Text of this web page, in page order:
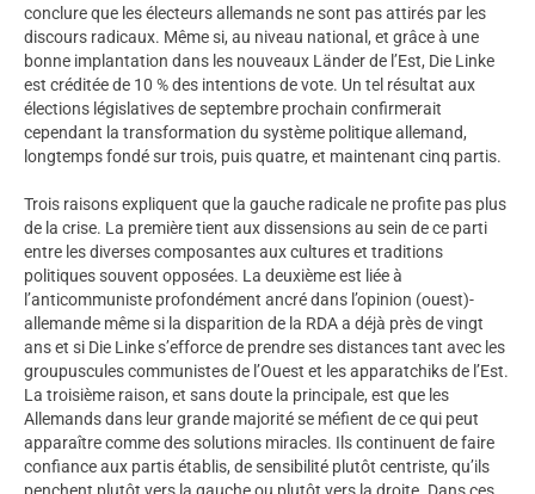
conclure que les électeurs allemands ne sont pas attirés par les
discours radicaux. Même si, au niveau national, et grâce à une
bonne implantation dans les nouveaux Länder de l’Est, Die Linke
est créditée de 10 % des intentions de vote. Un tel résultat aux
élections législatives de septembre prochain confirmerait
cependant la transformation du système politique allemand,
longtemps fondé sur trois, puis quatre, et maintenant cinq partis.
Trois raisons expliquent que la gauche radicale ne profite pas plus
de la crise. La première tient aux dissensions au sein de ce parti
entre les diverses composantes aux cultures et traditions
politiques souvent opposées. La deuxième est liée à
l’anticommuniste profondément ancré dans l’opinion (ouest)-
allemande même si la disparition de la RDA a déjà près de vingt
ans et si Die Linke s’efforce de prendre ses distances tant avec les
groupuscules communistes de l’Ouest et les apparatchiks de l’Est.
La troisième raison, et sans doute la principale, est que les
Allemands dans leur grande majorité se méfient de ce qui peut
apparaître comme des solutions miracles. Ils continuent de faire
confiance aux partis établis, de sensibilité plutôt centriste, qu’ils